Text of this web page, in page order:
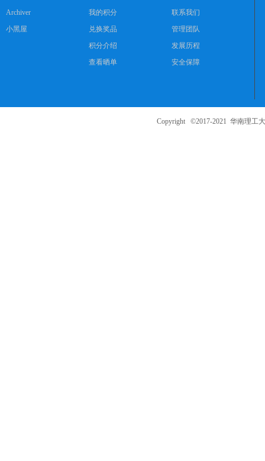
Archiver
小黑屋
我的积分
兑换奖品
积分介绍
查看晒单
联系我们
管理团队
发展历程
安全保障
Copyright ©2017-2021 华南理工